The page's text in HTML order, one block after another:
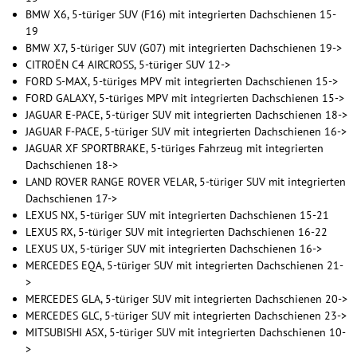
BMW X6, 5-türiger SUV (F16) mit integrierten Dachschienen 15-
19
BMW X7, 5-türiger SUV (G07) mit integrierten Dachschienen 19->
CITROËN C4 AIRCROSS, 5-türiger SUV 12->
FORD S-MAX, 5-türiges MPV mit integrierten Dachschienen 15->
FORD GALAXY, 5-türiges MPV mit integrierten Dachschienen 15->
JAGUAR E-PACE, 5-türiger SUV mit integrierten Dachschienen 18->
JAGUAR F-PACE, 5-türiger SUV mit integrierten Dachschienen 16->
JAGUAR XF SPORTBRAKE, 5-türiges Fahrzeug mit integrierten
Dachschienen 18->
LAND ROVER RANGE ROVER VELAR, 5-türiger SUV mit integrierten
Dachschienen 17->
LEXUS NX, 5-türiger SUV mit integrierten Dachschienen 15-21
LEXUS RX, 5-türiger SUV mit integrierten Dachschienen 16-22
LEXUS UX, 5-türiger SUV mit integrierten Dachschienen 16->
MERCEDES EQA, 5-türiger SUV mit integrierten Dachschienen 21-
>
MERCEDES GLA, 5-türiger SUV mit integrierten Dachschienen 20->
MERCEDES GLC, 5-türiger SUV mit integrierten Dachschienen 23->
MITSUBISHI ASX, 5-türiger SUV mit integrierten Dachschienen 10-
>